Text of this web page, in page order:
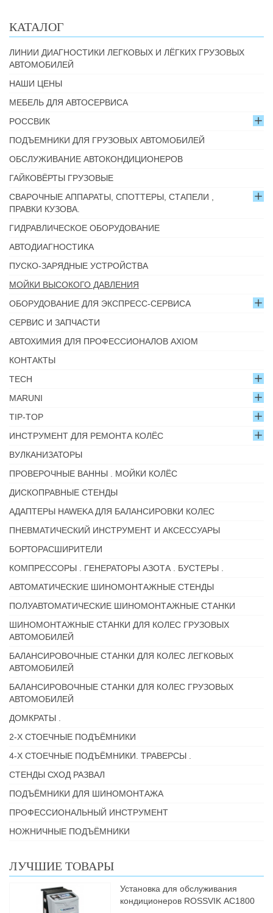
КАТАЛОГ
ЛИНИИ ДИАГНОСТИКИ ЛЕГКОВЫХ И ЛЁГКИХ ГРУЗОВЫХ
АВТОМОБИЛЕЙ
НАШИ ЦЕНЫ
МЕБЕЛЬ ДЛЯ АВТОСЕРВИСА
РОССВИК
ПОДЪЕМНИКИ ДЛЯ ГРУЗОВЫХ АВТОМОБИЛЕЙ
ОБСЛУЖИВАНИЕ АВТОКОНДИЦИОНЕРОВ
ГАЙКОВЁРТЫ ГРУЗОВЫЕ
СВАРОЧНЫЕ АППАРАТЫ, СПОТТЕРЫ, СТАПЕЛИ ,
ПРАВКИ КУЗОВА.
ГИДРАВЛИЧЕСКОЕ ОБОРУДОВАНИЕ
АВТОДИАГНОСТИКА
ПУСКО-ЗАРЯДНЫЕ УСТРОЙСТВА
МОЙКИ ВЫСОКОГО ДАВЛЕНИЯ
ОБОРУДОВАНИЕ ДЛЯ ЭКСПРЕСС-СЕРВИСА
СЕРВИС И ЗАПЧАСТИ
АВТОХИМИЯ ДЛЯ ПРОФЕССИОНАЛОВ AXIOM
КОНТАКТЫ
TECH
MARUNI
TIP-TOP
ИНСТРУМЕНТ ДЛЯ РЕМОНТА КОЛЁС
ВУЛКАНИЗАТОРЫ
ПРОВЕРОЧНЫЕ ВАННЫ . МОЙКИ КОЛЁС
ДИСКОПРАВНЫЕ СТЕНДЫ
АДАПТЕРЫ HAWEKA ДЛЯ БАЛАНСИРОВКИ КОЛЕС
ПНЕВМАТИЧЕСКИЙ ИНСТРУМЕНТ И АКСЕССУАРЫ
БОРТОРАСШИРИТЕЛИ
КОМПРЕССОРЫ . ГЕНЕРАТОРЫ АЗОТА . БУСТЕРЫ .
АВТОМАТИЧЕСКИЕ ШИНОМОНТАЖНЫЕ СТЕНДЫ
ПОЛУАВТОМАТИЧЕСКИЕ ШИНОМОНТАЖНЫЕ СТАНКИ
ШИНОМОНТАЖНЫЕ СТАНКИ ДЛЯ КОЛЕС ГРУЗОВЫХ
АВТОМОБИЛЕЙ
БАЛАНСИРОВОЧНЫЕ СТАНКИ ДЛЯ КОЛЕС ЛЕГКОВЫХ
АВТОМОБИЛЕЙ
БАЛАНСИРОВОЧНЫЕ СТАНКИ ДЛЯ КОЛЕС ГРУЗОВЫХ
АВТОМОБИЛЕЙ
ДОМКРАТЫ .
2-Х СТОЕЧНЫЕ ПОДЪЁМНИКИ
4-Х СТОЕЧНЫЕ ПОДЪЁМНИКИ. ТРАВЕРСЫ .
СТЕНДЫ СХОД РАЗВАЛ
ПОДЪЁМНИКИ ДЛЯ ШИНОМОНТАЖА
ПРОФЕССИОНАЛЬНЫЙ ИНСТРУМЕНТ
НОЖНИЧНЫЕ ПОДЪЁМНИКИ
ЛУЧШИЕ ТОВАРЫ
Установка для обслуживания
кондиционеров ROSSVIK АС1800